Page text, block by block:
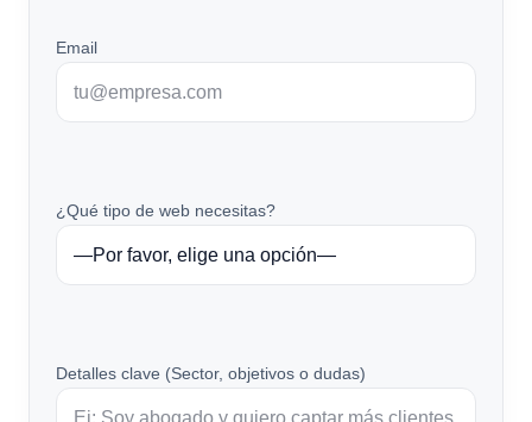
Email
¿Qué tipo de web necesitas?
Detalles clave (Sector, objetivos o dudas)